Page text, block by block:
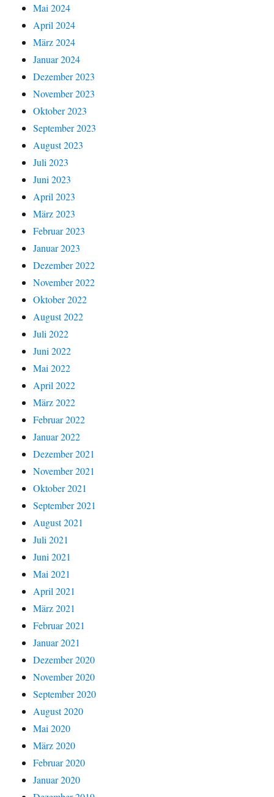
Mai 2024
April 2024
März 2024
Januar 2024
Dezember 2023
November 2023
Oktober 2023
September 2023
August 2023
Juli 2023
Juni 2023
April 2023
März 2023
Februar 2023
Januar 2023
Dezember 2022
November 2022
Oktober 2022
August 2022
Juli 2022
Juni 2022
Mai 2022
April 2022
März 2022
Februar 2022
Januar 2022
Dezember 2021
November 2021
Oktober 2021
September 2021
August 2021
Juli 2021
Juni 2021
Mai 2021
April 2021
März 2021
Februar 2021
Januar 2021
Dezember 2020
November 2020
September 2020
August 2020
Mai 2020
März 2020
Februar 2020
Januar 2020